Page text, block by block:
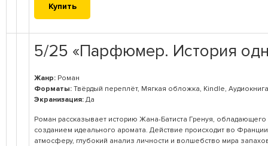
Купить
5/25 «Парфюмер. История
Жанр: Роман
Форматы: Твёрдый переплёт, Мягкая обложка, Kindle, Аудиокнига
Экранизация: Да
Роман рассказывает историю Жана-Батиста Гренуя,
созданием идеального аромата. Действие происходит во
атмосферу, глубокий анализ личности и волшебство мира